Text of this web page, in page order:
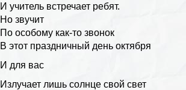
И учитель встречает ребят.
Но звучит
По особому как-то звонок
В этот праздничный день октября
И для вас
Излучает лишь солнце свой свет